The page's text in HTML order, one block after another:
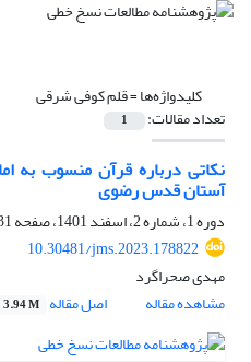
کلیدواژه‌ها =قلم کوفی شرقی
تعداد مقالات: 1
نکاتی درباره قرآن منسوب به
آستان قدس رضوی
دوره 1، شماره 2، اسفند 1401، صفحه
10.30481/jms.2023.178822
مهدی صحراگرد
مشاهده مقاله
اصل مقاله 3.94 M